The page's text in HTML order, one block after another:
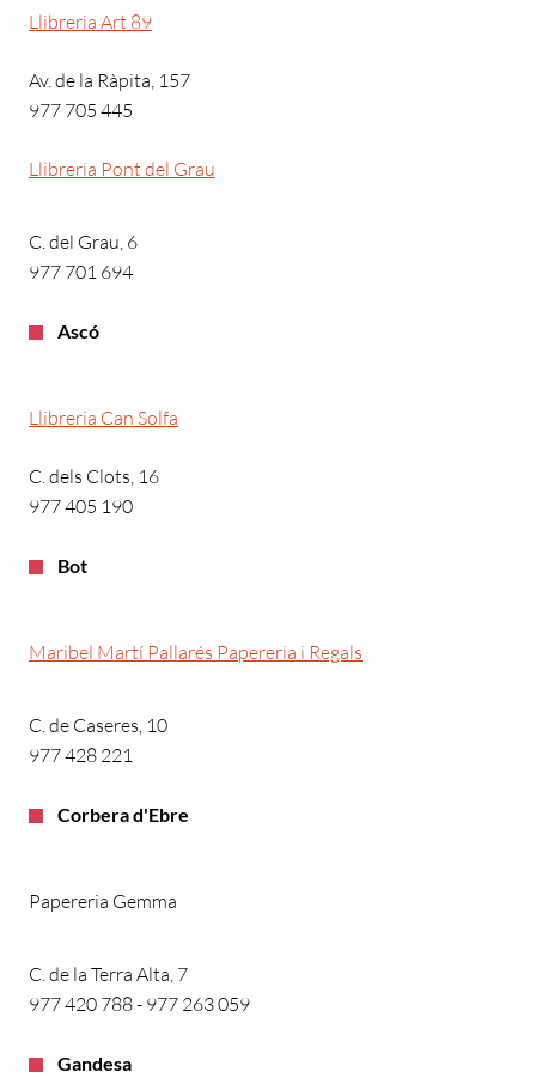
Llibreria Art 89
Av. de la Ràpita, 157
977 705 445
Llibreria Pont del Grau
C. del Grau, 6
977 701 694
Ascó
Llibreria Can Solfa
C. dels Clots, 16
977 405 190
Bot
Maribel Martí Pallarés Papereria i Regals
C. de Caseres, 10
977 428 221
Corbera d'Ebre
Papereria Gemma
C. de la Terra Alta, 7
977 420 788 - 977 263 059
Gandesa